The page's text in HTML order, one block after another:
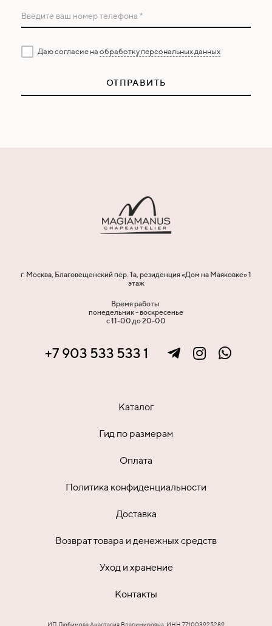
Введите ваш номер телефона *
Даю согласие на обработку персональных данных
ОТПРАВИТЬ
г. Москва, Благовещенский пер. 1а, резиденция «Дом на Маяковке» 1
этаж
Время работы:
понедельник - воскресенье
с 11-00 до 20-00
+7 903 533 533 1
Каталог
Гид по размерам
Оплата
Политика конфиденциальности
Доставка
Возврат товара и денежных средств
Уход и хранение
Контакты
ИП Любимова Анастасия Владимировна, ИНН 771003925289